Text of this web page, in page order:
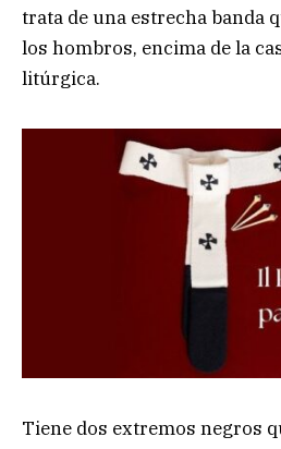
trata de una estrecha banda
los hombros, encima de la
litúrgica.
Tiene dos extremos negros